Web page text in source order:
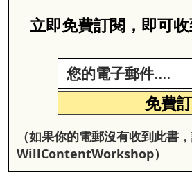
立即免費訂閱，即可
免費
（如果你的電郵沒有收到此書
WillContentWorkshop）